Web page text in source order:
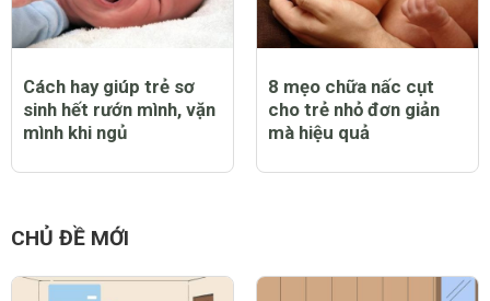
Cách hay giúp trẻ sơ
sinh hết rướn mình, vặn
mình khi ngủ
8 mẹo chữa nấc cụt
cho trẻ nhỏ đơn giản
mà hiệu quả
CHỦ ĐỀ MỚI